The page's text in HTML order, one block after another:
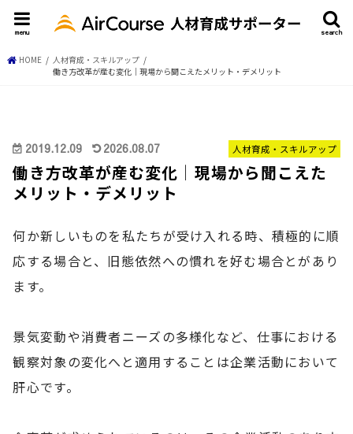
search
menu
HOME
人材育成・スキルアップ
働き方改革が産む変化│現場から聞こえたメリット・デメリット
人材育成・スキルアップ
2019.12.09 2026.08.07
働き方改革が産む変化│現場から聞こえた
メリット・デメリット
何か新しいものを私たちが受け入れる時、積極的に順
応する場合と、旧態依然への慣れを好む場合とがあり
ます。
景気変動や消費者ニーズの多様化など、仕事における
観察対象の変化へと適用することは企業活動において
肝心です。